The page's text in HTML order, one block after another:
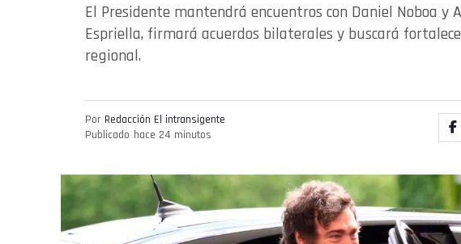
El Presidente mantendrá encuentros con Daniel Noboa y
Espriella, firmará acuerdos bilaterales y buscará
regional.
Por Redacción El intransigente
Publicado hace 24 minutos